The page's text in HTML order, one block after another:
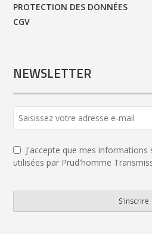
PROTECTION DES DONNÉES
CGV
NEWSLETTER
URL *
J'accepte que mes
utilisées par Prud'homme
S'inscrire